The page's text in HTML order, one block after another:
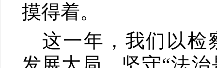
摸得着。
这一年，我们以检